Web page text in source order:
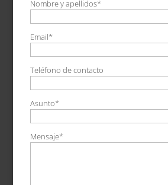
Nombre y apellidos*
Email*
Teléfono de contacto
Asunto*
Mensaje*